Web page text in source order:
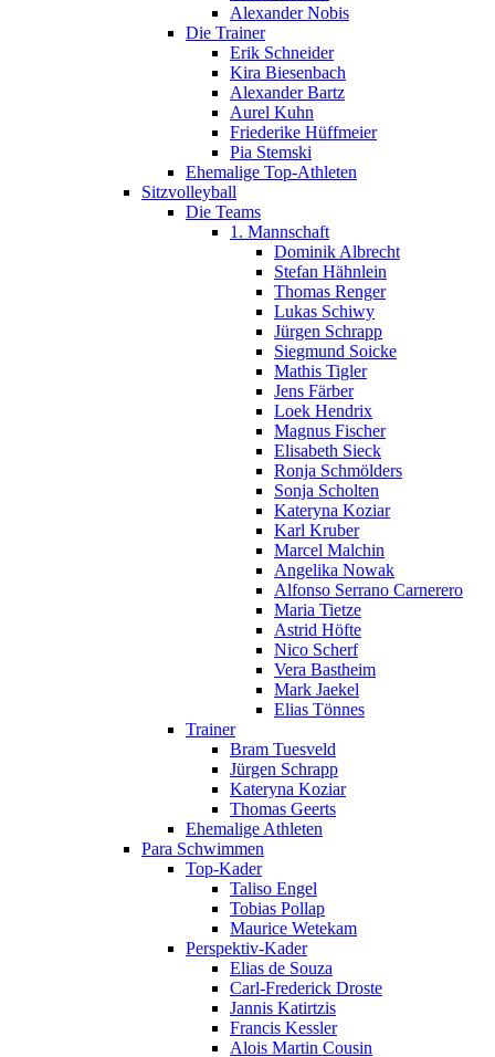
Alexander Nobis
Die Trainer
Erik Schneider
Kira Biesenbach
Alexander Bartz
Aurel Kuhn
Friederike Hüffmeier
Pia Stemski
Ehemalige Top-Athleten
Sitzvolleyball
Die Teams
1. Mannschaft
Dominik Albrecht
Stefan Hähnlein
Thomas Renger
Lukas Schiwy
Jürgen Schrapp
Siegmund Soicke
Mathis Tigler
Jens Färber
Loek Hendrix
Magnus Fischer
Elisabeth Sieck
Ronja Schmölders
Sonja Scholten
Kateryna Koziar
Karl Kruber
Marcel Malchin
Angelika Nowak
Alfonso Serrano Carnerero
Maria Tietze
Astrid Höfte
Nico Scherf
Vera Bastheim
Mark Jaekel
Elias Tönnes
Trainer
Bram Tuesveld
Jürgen Schrapp
Kateryna Koziar
Thomas Geerts
Ehemalige Athleten
Para Schwimmen
Top-Kader
Taliso Engel
Tobias Pollap
Maurice Wetekam
Perspektiv-Kader
Elias de Souza
Carl-Frederick Droste
Jannis Katirtzis
Francis Kessler
Alois Martin Cousin